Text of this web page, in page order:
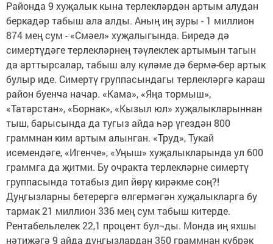
Районда 9 хуҗалык кына терлекләрдән артым алудан
беркадәр табыш ала алды. Аның иң зуры - 1 миллион
874 мең сум - «Смәел» хуҗалыгында. Биредә дә
симертүдәге терлекләрнең тәүлеклек артымын тагын
да арттырсалар, табыш алу күләме дә бермә-бер артык
булыр иде. Симертү группасындагы терлекләргә караш
район буенча начар. «Кама», «Яңа тормыш»,
«Татарстан», «Борнак», «Кызыл юл» хуҗалыкларыннан
тыш, барысында да тугыз айда һәр үгездән 800
граммнан ким артым алынган. «Труд», Тукай
исемендәге, «Игенче», «Уңыш» хуҗалыкларында ул 600
граммга да җитми. Бу очракта терлекләрне симертү
группасында тотабыз дип йөрү кирәкме соң?!
Дуңгызларны бетерергә өлгермәгән хуҗалыкларга бу
тармак 21 миллион 336 мең сум табыш китерде.
Рентабельлелек 22,1 процент бул¬ды. Монда иң яхшы
нәтиҗәгә 9 айда дуңгызлардан 350 граммнан күбрәк